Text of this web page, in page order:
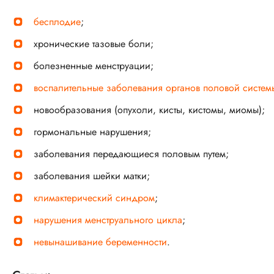
бесплодие;
хронические тазовые боли;
болезненные менструации;
воспалительные заболевания органов половой
новообразования (опухоли, кисты, кистомы, миомы);
гормональные нарушения;
заболевания передающиеся половым путем;
заболевания шейки матки;
климактерический синдром;
нарушения менструального цикла;
невынашивание беременности.